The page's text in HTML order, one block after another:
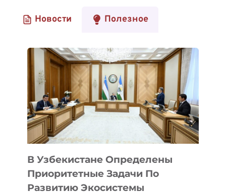
Новости Полезное
В Узбекистане Определены
Приоритетные Задачи По
Развитию Экосистемы